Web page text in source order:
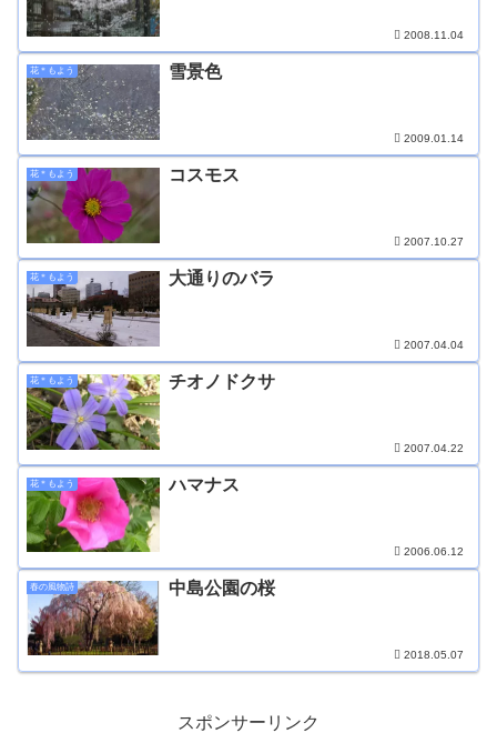
2008.11.04
花＊もよう 雪景色
2009.01.14
花＊もよう コスモス
2007.10.27
花＊もよう 大通りのバラ
2007.04.04
花＊もよう チオノドクサ
2007.04.22
花＊もよう ハマナス
2006.06.12
春の風物詩 中島公園の桜
2018.05.07
スポンサーリンク